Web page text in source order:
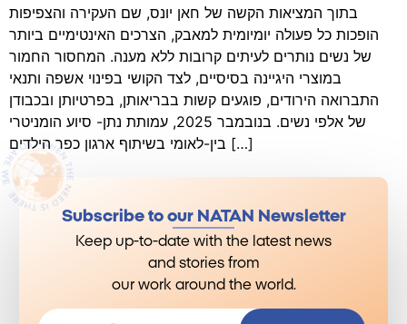
בתוך המציאות הקשה של חאן יונס, שם העקירה והצפיפות
הופכות כל פעולה יומיומית למאבק, הצרכים האינטימיים ביותר
של נשים נותרים לעיתים קרובות ללא מענה. המחסור החמור
במוצרי היגיינה בסיסיים, לצד הקושי בפינוי אשפה ותנאי
התברואה הירודים, פוגעים קשות בבריאותן, בפרטיותן ובכבודן
של אלפי נשים. בנובמבר 2025, עמותת נתן- סיוע הומניטרי
בין-לאומי בשיתוף ארגון כפר הילדים […]
Subscribe to our NATAN Newsletter
Keep up-to-date with the latest news
and stories from
our work around the world.